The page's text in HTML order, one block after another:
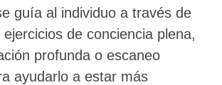
guía al individuo a través de
de conciencia plena,
profunda o escaneo
ayudarlo a estar más